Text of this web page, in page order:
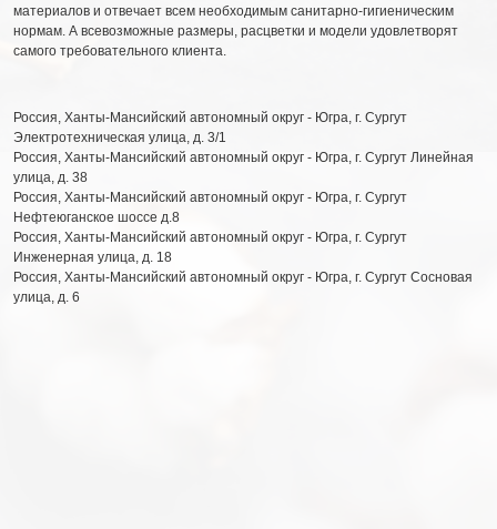
материалов и отвечает всем необходимым санитарно-гигиеническим
нормам. А всевозможные размеры, расцветки и модели удовлетворят
самого требовательного клиента.
Россия, Ханты-Мансийский автономный округ - Югра, г. Сургут
Электротехническая улица, д. 3/1
Россия, Ханты-Мансийский автономный округ - Югра, г. Сургут Линейная
улица, д. 38
Россия, Ханты-Мансийский автономный округ - Югра, г. Сургут
Нефтеюганское шоссе д.8
Россия, Ханты-Мансийский автономный округ - Югра, г. Сургут
Инженерная улица, д. 18
Россия, Ханты-Мансийский автономный округ - Югра, г. Сургут Сосновая
улица, д. 6